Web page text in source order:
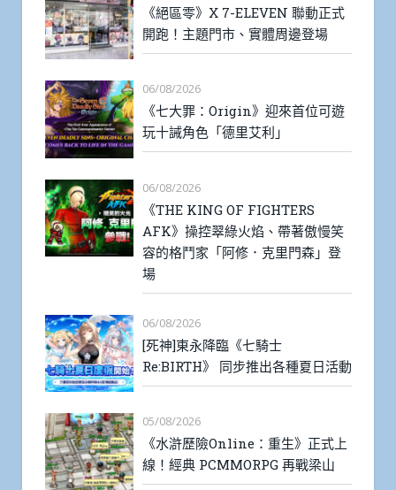
《絕區零》X 7-ELEVEN 聯動正式
開跑！主題門市、實體周邊登場
06/08/2026
《七大罪：Origin》迎來首位可遊
玩十誡角色「德里艾利」
06/08/2026
《THE KING OF FIGHTERS
AFK》操控翠綠火焰、帶著傲慢笑
容的格鬥家「阿修．克里門森」登
場
06/08/2026
[死神]東永降臨《七騎士
Re:BIRTH》 同步推出各種夏日活動
05/08/2026
《水滸歷險Online：重生》正式上
線！經典 PCMMORPG 再戰梁山